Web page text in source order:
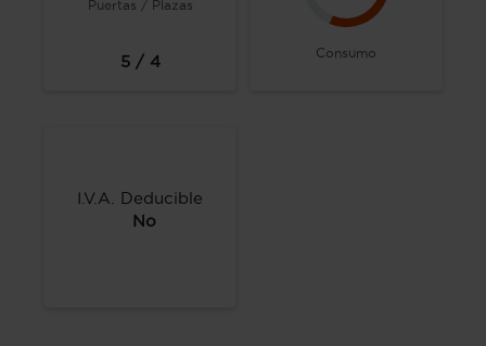
Puertas / Plazas
5 / 4 Consumo
I.V.A. Deducible
No